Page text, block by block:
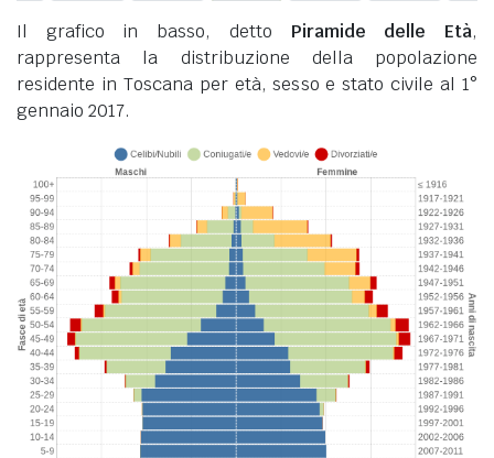
Il grafico in basso, detto Piramide delle Età,
rappresenta la distribuzione della popolazione
residente in Toscana per età, sesso e stato civile al 1°
gennaio 2017.